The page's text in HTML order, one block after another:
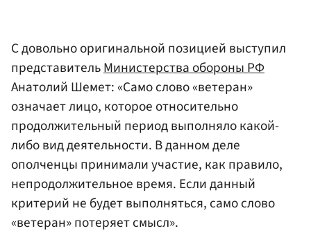
С довольно оригинальной позицией выступил
представительМинистерства обороны РФ
Анатолий Шемет: «Само слово «ветеран»
означает лицо, которое относительно
продолжительный период выполняло какой-
либо вид деятельности. В данном деле
ополченцы принимали участие, как правило,
непродолжительное время. Если данный
критерий не будет выполняться, само слово
«ветеран» потеряет смысл».